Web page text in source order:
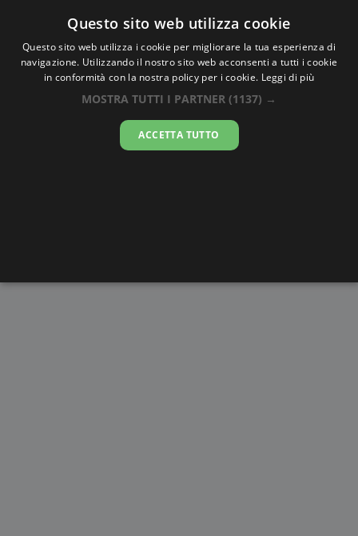
Oraesatta.co
Ora EsattaDistretto di
Stratford
08:21:24
Questo sito web utilizza cookie
Questo sito web utilizza i cookie per migliorare la tua esperienza di
navigazione. Utilizzando il nostro sito web acconsenti a tutti i cookie
in conformità con la nostra policy per i cookie. Leggi di più
MOSTRA TUTTI I PARTNER (1137) →
ACCETTA TUTTO